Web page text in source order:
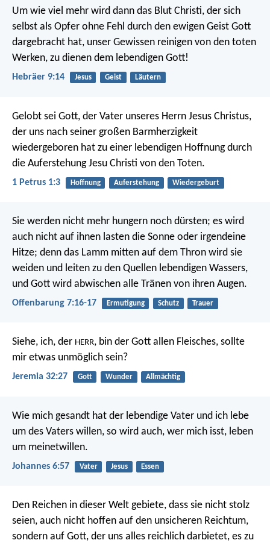
Um wie viel mehr wird dann das Blut Christi, der sich
selbst als Opfer ohne Fehl durch den ewigen Geist Gott
dargebracht hat, unser Gewissen reinigen von den toten
Werken, zu dienen dem lebendigen Gott!
Hebräer 9:14 Jesus Geist Läutern
Gelobt sei Gott, der Vater unseres Herrn Jesus Christus,
der uns nach seiner großen Barmherzigkeit
wiedergeboren hat zu einer lebendigen Hoffnung durch
die Auferstehung Jesu Christi von den Toten.
1 Petrus 1:3 Hoffnung Auferstehung Wiedergeburt
Sie werden nicht mehr hungern noch dürsten; es wird
auch nicht auf ihnen lasten die Sonne oder irgendeine
Hitze; denn das Lamm mitten auf dem Thron wird sie
weiden und leiten zu den Quellen lebendigen Wassers,
und Gott wird abwischen alle Tränen von ihren Augen.
Offenbarung 7:16-17 Ermutigung Schutz Trauer
Siehe, ich, der HERR, bin der Gott allen Fleisches, sollte
mir etwas unmöglich sein?
Jeremia 32:27 Gott Wunder Allmächtig
Wie mich gesandt hat der lebendige Vater und ich lebe
um des Vaters willen, so wird auch, wer mich isst, leben
um meinetwillen.
Johannes 6:57 Vater Jesus Essen
Den Reichen in dieser Welt gebiete, dass sie nicht stolz
seien, auch nicht hoffen auf den unsicheren Reichtum,
sondern auf Gott, der uns alles reichlich darbietet, es zu